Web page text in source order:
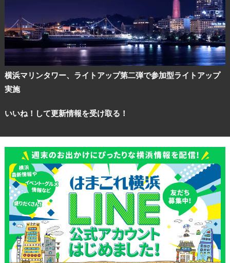
横浜マリンタワー、ライトアップ第二弾で参加型ライトアップ
実施
いいね！して更新情報を受け取る！